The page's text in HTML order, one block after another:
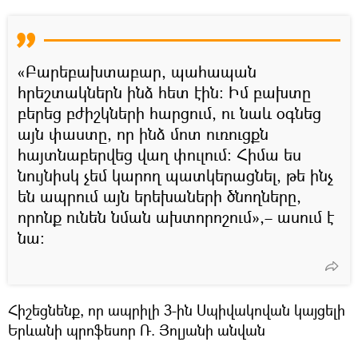
«Բարեբախտաբար, պահապան
հրեշտակներն ինձ հետ էին։ Իմ բախտը
բերեց բժիշկների հարցում, ու նաև օգնեց
այն փաստը, որ ինձ մոտ ուռուցքն
հայտնաբերվեց վաղ փուլում։ Հիմա ես
նույնիսկ չեմ կարող պատկերացնել, թե ինչ
են ապրում այն երեխաների ծնողները,
որոնք ունեն նման ախտորոշում»,– ասում է
նա։
Հիշեցնենք, որ ապրիլի 3-ին Սպիվակովան կայցելի
Երևանի պրոֆեսոր Ռ. Յոլյանի անվան